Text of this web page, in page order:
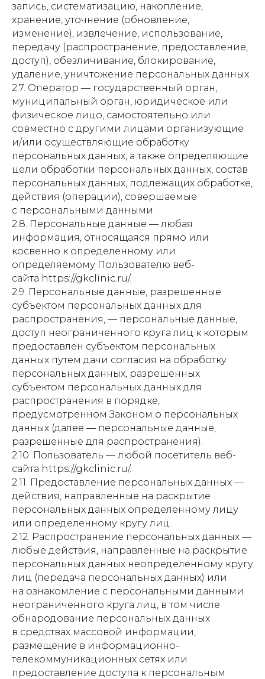
запись, систематизацию, накопление,
хранение, уточнение (обновление,
изменение), извлечение, использование,
передачу (распространение, предоставление,
доступ), обезличивание, блокирование,
удаление, уничтожение персональных данных.
2.7. Оператор — государственный орган,
муниципальный орган, юридическое или
физическое лицо, самостоятельно или
совместно с другими лицами организующие
и/или осуществляющие обработку
персональных данных, а также определяющие
цели обработки персональных данных, состав
персональных данных, подлежащих обработке,
действия (операции), совершаемые
с персональными данными.
2.8. Персональные данные — любая
информация, относящаяся прямо или
косвенно к определенному или
определяемому Пользователю веб-
сайта https://gkclinic.ru/.
2.9. Персональные данные, разрешенные
субъектом персональных данных для
распространения, — персональные данные,
доступ неограниченного круга лиц к которым
предоставлен субъектом персональных
данных путем дачи согласия на обработку
персональных данных, разрешенных
субъектом персональных данных для
распространения в порядке,
предусмотренном Законом о персональных
данных (далее — персональные данные,
разрешенные для распространения).
2.10. Пользователь — любой посетитель веб-
сайта https://gkclinic.ru/.
2.11. Предоставление персональных данных —
действия, направленные на раскрытие
персональных данных определенному лицу
или определенному кругу лиц.
2.12. Распространение персональных данных —
любые действия, направленные на раскрытие
персональных данных неопределенному кругу
лиц (передача персональных данных) или
на ознакомление с персональными данными
неограниченного круга лиц, в том числе
обнародование персональных данных
в средствах массовой информации,
размещение в информационно-
телекоммуникационных сетях или
предоставление доступа к персональным